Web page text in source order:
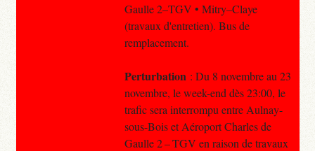
Gaulle 2–TGV • Mitry–Claye
(travaux d'entretien). Bus de
remplacement.
Perturbation : Du 8 novembre au 23
novembre, le week-end dès 23:00, le
trafic sera interrompu entre Aulnay-
sous-Bois et Aéroport Charles de
Gaulle 2 – TGV en raison de travaux